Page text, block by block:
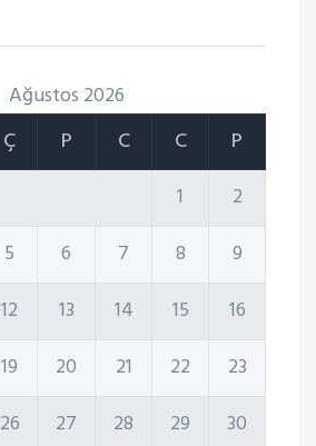
Ağustos 2026
Ç P C C
P
1
2
5 6 7 8
9
12 13 14 15
16
19 20 21 22
23
26 27 28 29
30